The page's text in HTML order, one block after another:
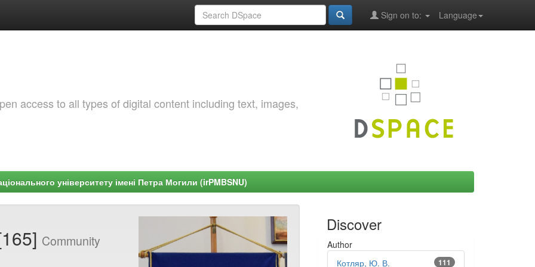
Language
Sign on to:
access to all types of digital content including text, images,
університету імені Петра Могили (irPMBSNU)
Community
Discover
Author
111
Котляр, Ю. В.